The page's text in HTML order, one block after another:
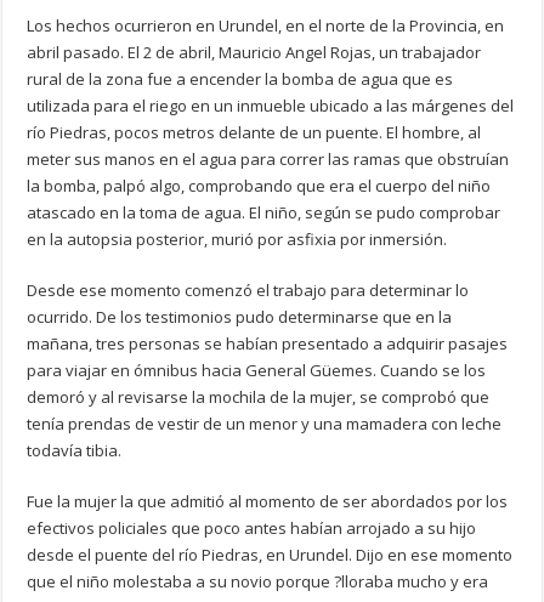
Los hechos ocurrieron en Urundel, en el norte de la Provincia, en
abril pasado. El 2 de abril, Mauricio Angel Rojas, un trabajador
rural de la zona fue a encender la bomba de agua que es
utilizada para el riego en un inmueble ubicado a las márgenes del
río Piedras, pocos metros delante de un puente. El hombre, al
meter sus manos en el agua para correr las ramas que obstruían
la bomba, palpó algo, comprobando que era el cuerpo del niño
atascado en la toma de agua. El niño, según se pudo comprobar
en la autopsia posterior, murió por asfixia por inmersión.
Desde ese momento comenzó el trabajo para determinar lo
ocurrido. De los testimonios pudo determinarse que en la
mañana, tres personas se habían presentado a adquirir pasajes
para viajar en ómnibus hacia General Güemes. Cuando se los
demoró y al revisarse la mochila de la mujer, se comprobó que
tenía prendas de vestir de un menor y una mamadera con leche
todavía tibia.
Fue la mujer la que admitió al momento de ser abordados por los
efectivos policiales que poco antes habían arrojado a su hijo
desde el puente del río Piedras, en Urundel. Dijo en ese momento
que el niño molestaba a su novio porque ?lloraba mucho y era